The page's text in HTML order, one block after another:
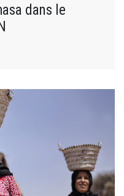
dans le